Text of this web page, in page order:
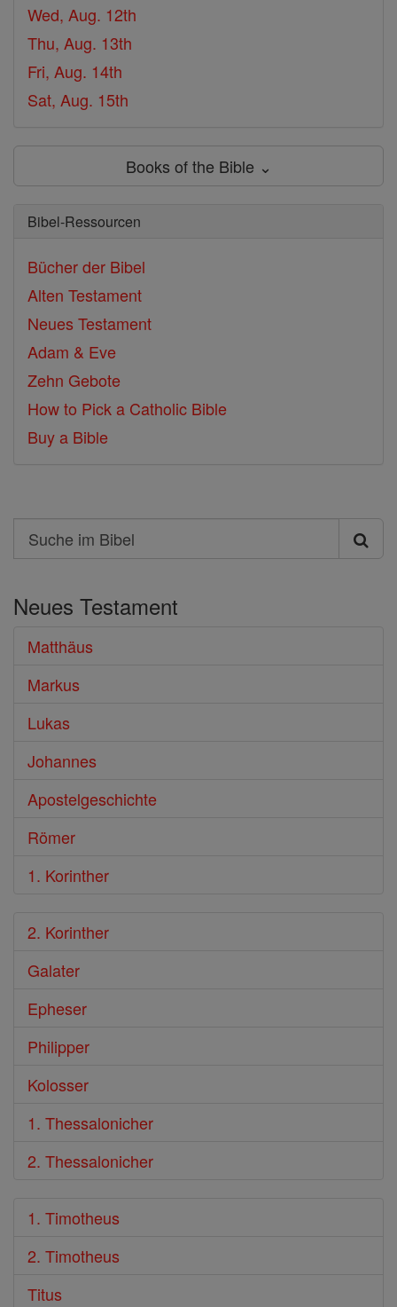
Wed, Aug. 12th
Thu, Aug. 13th
Fri, Aug. 14th
Sat, Aug. 15th
Books of the Bible ⌄
Bibel-Ressourcen
Bücher der Bibel
Alten Testament
Neues Testament
Adam & Eve
Zehn Gebote
How to Pick a Catholic Bible
Buy a Bible
Search
Suche
Bibel
Neues Testament
Matthäus
Markus
Lukas
Johannes
Apostelgeschichte
Römer
1. Korinther
2. Korinther
Galater
Epheser
Philipper
Kolosser
1. Thessalonicher
2. Thessalonicher
1. Timotheus
2. Timotheus
Titus